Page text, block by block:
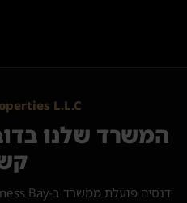
L.L.C
המשרד שלנו